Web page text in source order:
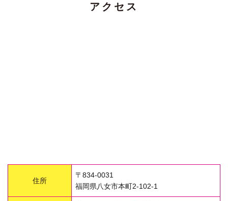
アクセス
住所
〒834-0031
福岡県八女市本町2-102-1